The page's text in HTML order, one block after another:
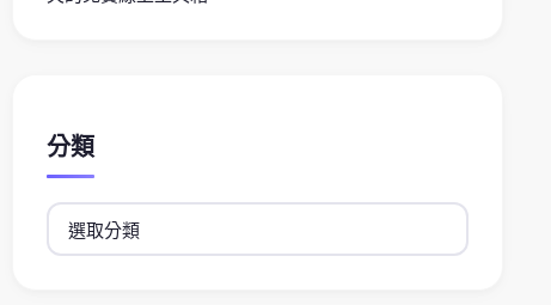
分類
分
類